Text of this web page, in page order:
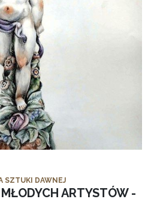
SZTUKI DAWNEJ
ARTYSTÓW -